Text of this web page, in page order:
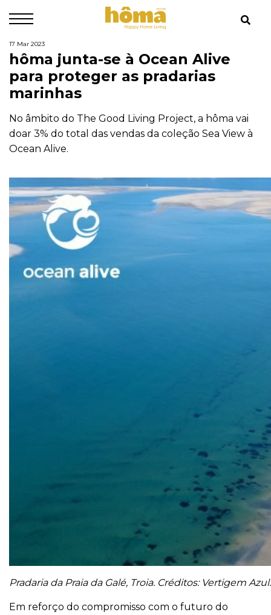
17 Mar 2023
hôma junta-se à Ocean Alive
para proteger as pradarias
marinhas
No âmbito do The Good Living Project, a hôma vai
doar 3% do total das vendas da coleção Sea View à
Ocean Alive.
Pradaria da Praia da Galé, Troia. Créditos: Vertigem Azul.
Em reforço do compromisso com o futuro do